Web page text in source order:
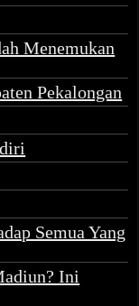
Menemukan
Pekalongan
Semua Yang
Ini